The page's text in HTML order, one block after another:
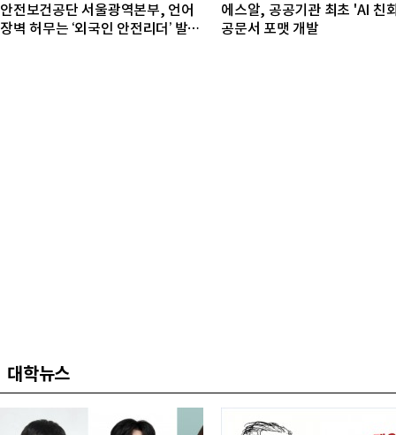
안전보건공단 서울광역본부, 언어
장벽 허무는 ‘외국인 안전리더’ 발대
에스알, 공공기관 최초 'AI 친
공문서 포맷 개발
대학뉴스